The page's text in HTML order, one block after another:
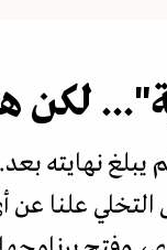
نهايته بعد.
علنا